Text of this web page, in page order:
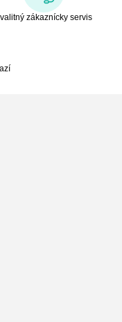
zákaznícky servis